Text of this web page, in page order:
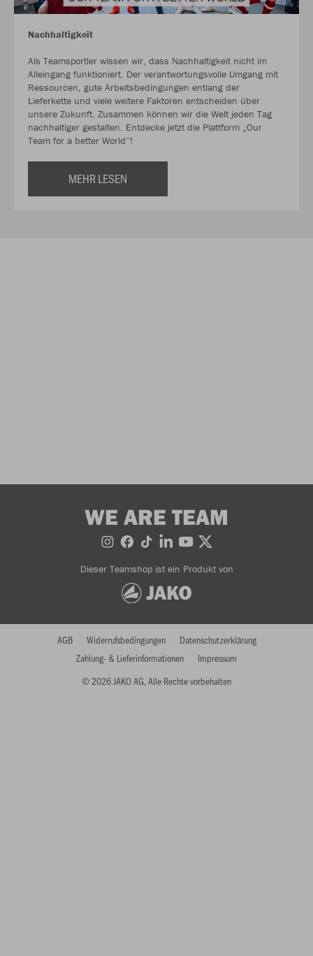
Nachhaltigkeit
Als Teamsportler wissen wir, dass Nachhaltigkeit nicht im
Alleingang funktioniert. Der verantwortungsvolle Umgang mit
Ressourcen, gute Arbeitsbedingungen entlang der
Lieferkette und viele weitere Faktoren entscheiden über
unsere Zukunft. Zusammen können wir die Welt jeden Tag
nachhaltiger gestalten. Entdecke jetzt die Plattform „Our
Team for a better World“!
MEHR LESEN
WE ARE TEAM
Dieser Teamshop ist ein Produkt von
© 2026 JAKO AG, Alle Rechte vorbehalten
AGB Widerrufsbedingungen
Datenschutzerklärung
Zahlung- & Lieferinformationen
Impressum